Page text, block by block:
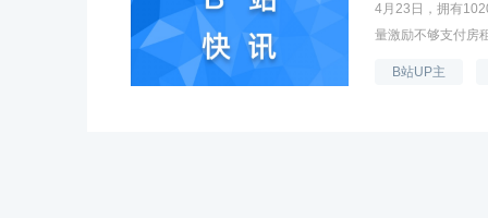
4月23日，拥有
量激励不够支付房
B站UP主